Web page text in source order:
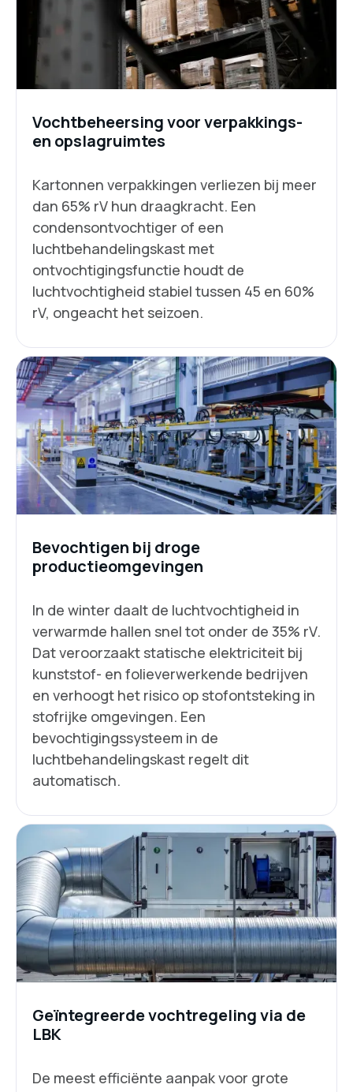
Vochtbeheersing voor verpakkings-
en opslagruimtes
Kartonnen verpakkingen verliezen bij meer
dan 65% rV hun draagkracht. Een
condensontvochtiger of een
luchtbehandelingskast met
ontvochtigingsfunctie houdt de
luchtvochtigheid stabiel tussen 45 en 60%
rV, ongeacht het seizoen.
Bevochtigen bij droge
productieomgevingen
In de winter daalt de luchtvochtigheid in
verwarmde hallen snel tot onder de 35% rV.
Dat veroorzaakt statische elektriciteit bij
kunststof- en folieverwerkende bedrijven
en verhoogt het risico op stofontsteking in
stofrijke omgevingen. Een
bevochtigingssysteem in de
luchtbehandelingskast regelt dit
automatisch.
Geïntegreerde vochtregeling via de
LBK
De meest efficiënte aanpak voor grote